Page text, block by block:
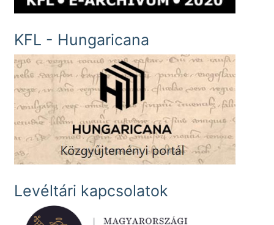
KFL - Hungaricana
Levéltári kapcsolatok